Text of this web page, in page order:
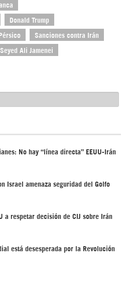
Donald Trump
Sanciones contra Irán
Ali Jamenei
No hay “línea directa” EEUU-Irán
Israel amenaza seguridad del Golfo
a respetar decisión de CIJ sobre Irán
está desesperada por la Revolución